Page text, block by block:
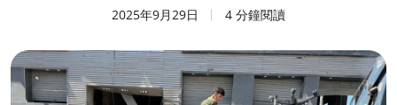
2025年9月29日 4 分鐘閱讀